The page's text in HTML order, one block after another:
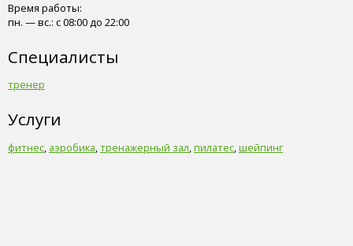
Время работы:
пн. — вс.: с 08:00 до 22:00
Специалисты
тренер
Услуги
фитнес аэробика тренажерный зал пилатес шейпинг